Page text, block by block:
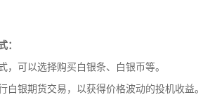
：
可以选择购买白银条、白银币等。
银期货交易，以获得价格波动的投机收益。